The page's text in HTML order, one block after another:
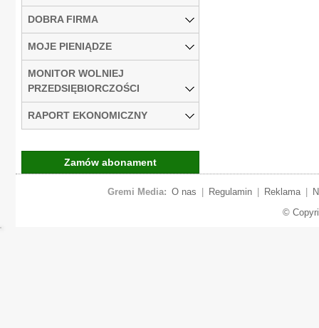
DOBRA FIRMA
MOJE PIENIĄDZE
MONITOR WOLNIEJ
PRZEDSIĘBIORCZOŚCI
RAPORT EKONOMICZNY
Zamów abonament
Gremi Media: O nas Regulamin Reklama
©